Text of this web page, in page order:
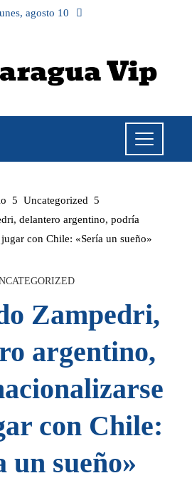
agosto 10
Uncategorized
delantero argentino, podría
con Chile: «Sería un sueño»
Zampedri,
argentino,
con Chile:
un sueño»